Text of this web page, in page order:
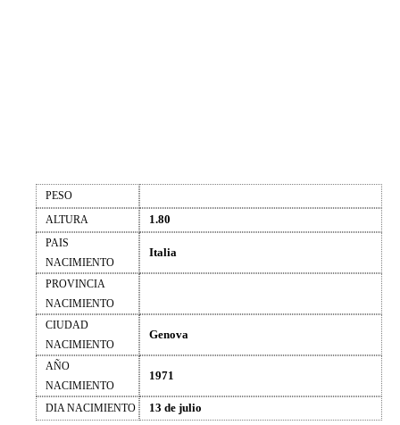
PESO
ALTURA
1.80
PAIS
NACIMIENTO
Italia
PROVINCIA
NACIMIENTO
CIUDAD
NACIMIENTO
Genova
AÑO
NACIMIENTO
1971
DIA NACIMIENTO 13 de julio